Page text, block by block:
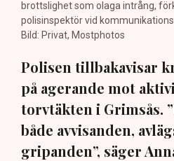
brottslighet som olaga intrång,
polisinspektör vid
Bild: Privat, Mostphotos
Polisen tillbakavisar
på agerande mot
torvtäkten i Grimsås.
både avvisanden,
gripanden”, säger